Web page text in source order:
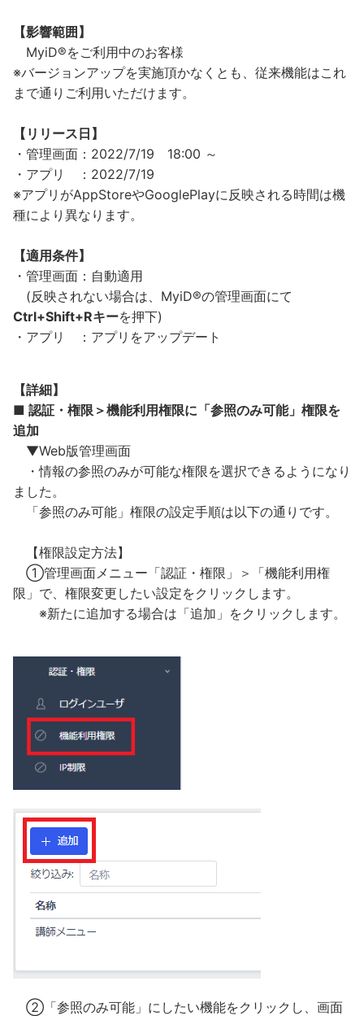
【影響範囲】
MyiD®をご利用中のお客様
※バージョンアップを実施頂かなくとも、従来機能はこれ
まで通りご利用いただけます。
【リリース日】
・管理画面：2022/7/19 18:00 ～
・アプリ ：2022/7/19
※アプリがAppStoreやGooglePlayに反映される時間は機
種により異なります。
【適用条件】
・管理画面：自動適用
(反映されない場合は、MyiD®の管理画面にて
Ctrl+Shift+Rキーを押下)
・アプリ ：アプリをアップデート
【詳細】
■ 認証・権限＞機能利用権限に「参照のみ可能」権限を
追加
▼Web版管理画面
・情報の参照のみが可能な権限を選択できるようになり
ました。
「参照のみ可能」権限の設定手順は以下の通りです。
【権限設定方法】
①管理画面メニュー「認証・権限」＞「機能利用権
限」で、権限変更したい設定をクリックします。
※新たに追加する場合は「追加」をクリックします。
②「参照のみ可能」にしたい機能をクリックし、画面